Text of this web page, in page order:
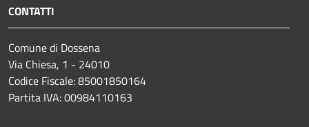
CONTATTI
Comune di Dossena
Via Chiesa, 1 - 24010
Codice Fiscale: 85001850164
Partita IVA: 00984110163